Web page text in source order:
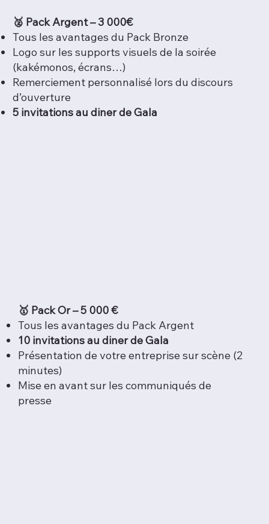
🥈 Pack Argent – 3 000€
Tous les avantages du Pack Bronze
Logo sur les supports visuels de la soirée
(kakémonos, écrans…)
Remerciement personnalisé lors du discours
d’ouverture
5 invitations au diner de Gala
🥇 Pack Or – 5 000 €
Tous les avantages du Pack Argent
10 invitations au diner de Gala
Présentation de votre entreprise sur scène (2
minutes)
Mise en avant sur les communiqués de
presse